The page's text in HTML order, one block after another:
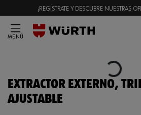
¡REGÍSTRATE Y DESCUBRE NUESTRAS
MENÚ
Loading...
EXTRACTOR EXTERNO,
AJUSTABLE